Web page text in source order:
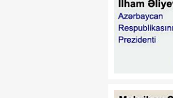
fevral tarixli
Fərmanında
edilməsi
Azərbaycan
Prezidentinin
dekabr tarixli
edilməsi